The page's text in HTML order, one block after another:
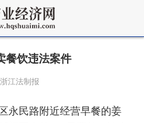
餐饮违法案件
江法制报
永民路附近经营早餐的姜